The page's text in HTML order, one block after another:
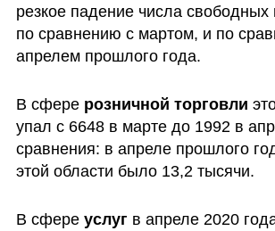
резкое падение числа свободных
по сравнению с мартом, и по
апрелем прошлого года.
В сфере розничной торговли
упал с 6648 в марте до 1992 в
сравнения: в апреле прошлого
этой области было 13,2 тысячи.
В сфере услуг в апреле 2020